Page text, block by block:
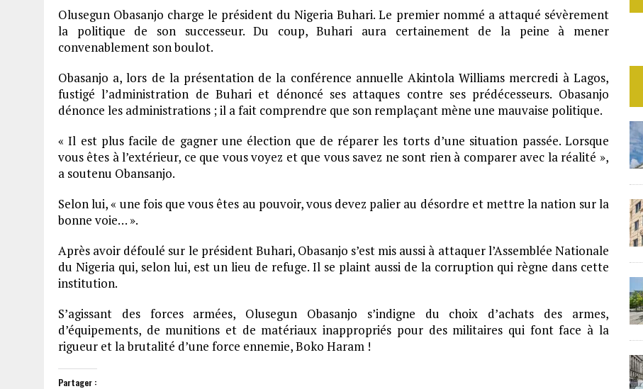
Olusegun Obasanjo charge le président du Nigeria Buhari. Le premier nommé a attaqué sévèrement
la politique de son successeur. Du coup, Buhari aura certainement de la peine à mener
convenablement son boulot.
Obasanjo a, lors de la présentation de la conférence annuelle Akintola Williams mercredi à Lagos,
fustigé l’administration de Buhari et dénoncé ses attaques contre ses prédécesseurs. Obasanjo
dénonce les administrations ; il a fait comprendre que son remplaçant mène une mauvaise politique.
« Il est plus facile de gagner une élection que de réparer les torts d’une situation passée. Lorsque
vous êtes à l’extérieur, ce que vous voyez et que vous savez ne sont rien à comparer avec la réalité »,
a soutenu Obansanjo.
Selon lui, « une fois que vous êtes au pouvoir, vous devez palier au désordre et mettre la nation sur la
bonne voie… ».
Après avoir défoulé sur le président Buhari, Obasanjo s’est mis aussi à attaquer l’Assemblée Nationale
du Nigeria qui, selon lui, est un lieu de refuge. Il se plaint aussi de la corruption qui règne dans cette
institution.
S’agissant des forces armées, Olusegun Obasanjo s’indigne du choix d’achats des armes,
d’équipements, de munitions et de matériaux inappropriés pour des militaires qui font face à la
rigueur et la brutalité d’une force ennemie, Boko Haram !
Partager :